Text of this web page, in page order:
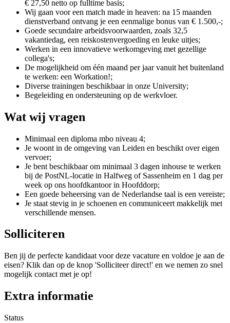
€ 27,50 netto op fulltime basis;
Wij gaan voor een match made in heaven: na 15 maanden
dienstverband ontvang je een eenmalige bonus van € 1.500,-;
Goede secundaire arbeidsvoorwaarden, zoals 32,5
vakantiedag, een reiskostenvergoeding en leuke uitjes;
Werken in een innovatieve werkomgeving met gezellige
collega's;
De mogelijkheid om één maand per jaar vanuit het buitenland
te werken: een Workation!;
Diverse trainingen beschikbaar in onze University;
Begeleiding en ondersteuning op de werkvloer.
Wat wij vragen
Minimaal een diploma mbo niveau 4;
Je woont in de omgeving van Leiden en beschikt over eigen
vervoer;
Je bent beschikbaar om minimaal 3 dagen inhouse te werken
bij de PostNL-locatie in Halfweg of Sassenheim en 1 dag per
week op ons hoofdkantoor in Hoofddorp;
Een goede beheersing van de Nederlandse taal is een vereiste;
Je staat stevig in je schoenen en communiceert makkelijk met
verschillende mensen.
Solliciteren
Ben jij de perfecte kandidaat voor deze vacature en voldoe je aan de
eisen? Klik dan op de knop 'Solliciteer direct!' en we nemen zo snel
mogelijk contact met je op!
Extra informatie
Status